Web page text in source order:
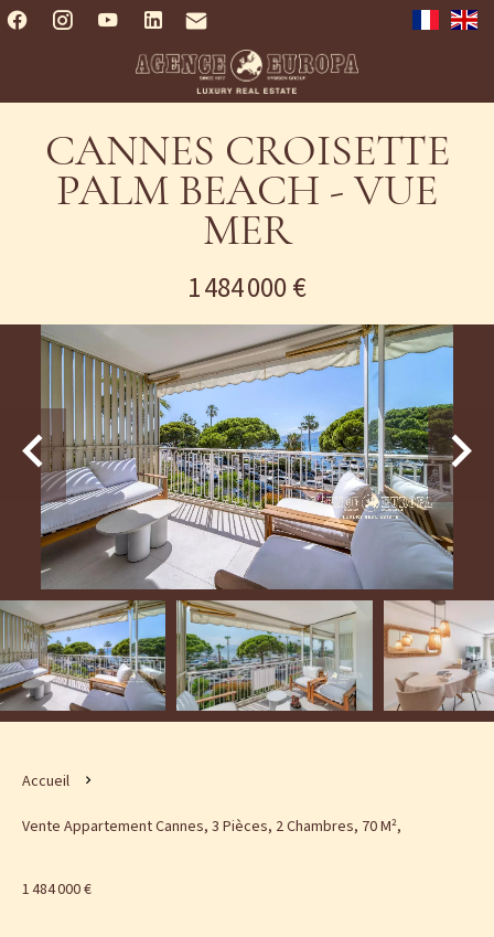
CANNES CROISETTE
PALM BEACH - VUE
MER
1 484 000 €
Accueil
Vente Appartement Cannes, 3 Pièces, 2 Chambres, 70 M²,
1 484 000 €